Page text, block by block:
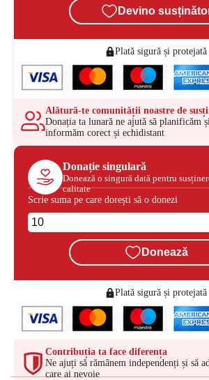
Devino
Plată sigură și protejată
Alătură-te comunității noastre de
Donația ta lunară ne ajută să planificăm
informăm corect și echidistant
Donație singulară
Donează o singură dată pentru
calitate
Scrie suma pe care dorești să o donezi
Donează
Plată sigură și protejată
Contribuția ta face diferența
Ne ajuți să rămânem independenți și să
care ai nevoie